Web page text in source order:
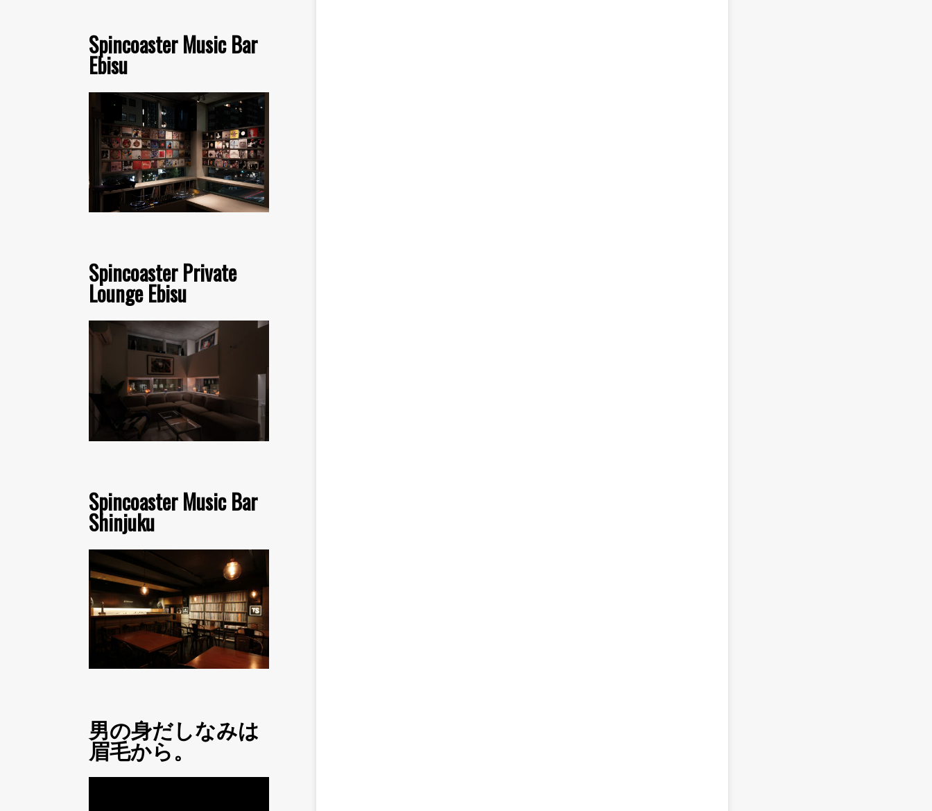
Spincoaster Music Bar
Ebisu
Spincoaster Private
Lounge Ebisu
Spincoaster Music Bar
Shinjuku
男の身だしなみは
眉毛から。